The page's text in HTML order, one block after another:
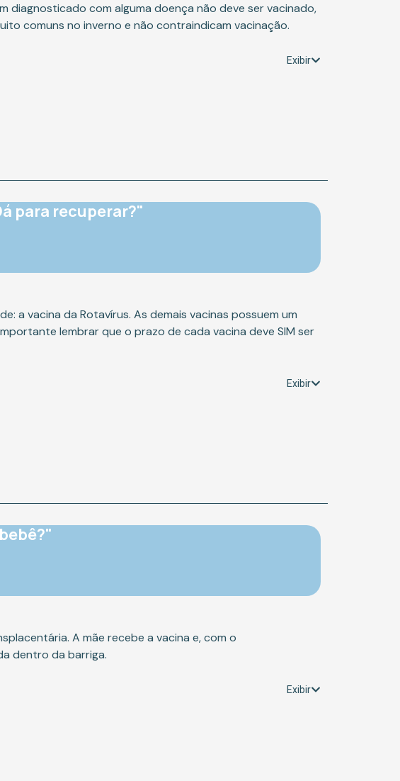
com alguma doença não deve ser vacinado,
comuns no inverno e não contraindicam vacinação.
Exibir
para recuperar?"
a vacina da Rotavírus. As demais vacinas possuem um
lembrar que o prazo de cada vacina deve SIM ser
Exibir
A mãe recebe a vacina e, com o
dentro da barriga.
Exibir